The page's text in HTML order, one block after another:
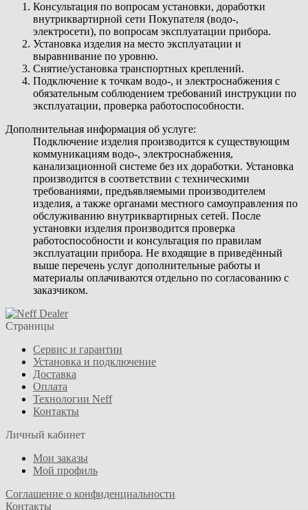
Консультация по вопросам установки, доработки
внутриквартирной сети Покупателя (водо-,
электросети), по вопросам эксплуатации прибора.
Установка изделия на место эксплуатации и
выравнивание по уровню.
Снятие/установка транспортных креплений.
Подключение к точкам водо-, и электроснабжения с
обязательным соблюдением требований инструкции по
эксплуатации, проверка работоспособности.
Дополнительная информация об услуге:
Подключение изделия производится к существующим
коммуникациям водо-, электроснабжения,
канализационной системе без их доработки. Установка
производится в соответствии с техническими
требованиями, предъявляемыми производителем
изделия, а также органами местного самоуправления по
обслуживанию внутриквартирных сетей. После
установки изделия производится проверка
работоспособности и консультация по правилам
эксплуатации прибора. Не входящие в приведённый
выше перечень услуг дополнительные работы и
материалы оплачиваются отдельно по согласованию с
заказчиком.
Страницы
Сервис и гарантии
Установка и подключение
Доставка
Оплата
Технологии Neff
Контакты
Личный кабинет
Мои заказы
Мой профиль
Соглашение о конфиденциальности
Контакты